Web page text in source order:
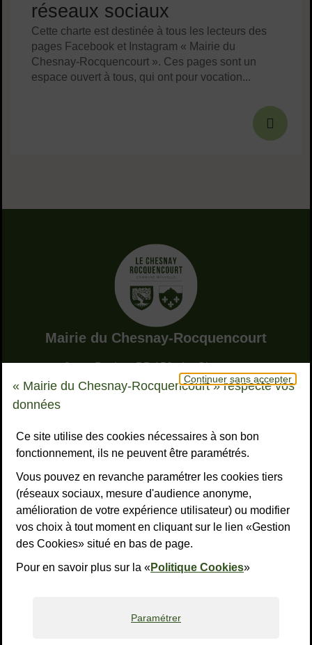
Continuer sans accepter
« Mairie du Chesnay-Rocquencourt » respecte vos
données
Ce site utilise des cookies nécessaires à son bon
fonctionnement, ils ne peuvent être paramétrés.
Vous pouvez en revanche paramétrer les cookies tiers
(réseaux sociaux, mesure d'audience anonyme,
amélioration de votre expérience utilisateur) ou modifier
vos choix à tout moment en cliquant sur le lien «Gestion
des Cookies» situé en bas de page.
Pour en savoir plus sur la «Politique Cookies»
Paramétrer
réseaux sociaux
Cette charte est destinée à tous les lecteurs des
pages Facebook et Instagram « Mairie du
Chesnay-Rocquencourt ». Ces pages sont un
espace ouvert à tous, qui ont pour vocation...
Adresse dans le pied de page
Mairie du Chesnay-Rocquencourt
9, rue Pottier - BP 150 - Le Chesnay
78155 Le Chesnay-Rocquencourt cedex
NOUS CONTACTER
S’ABONNER À LA LETTRE D’INFO
Liens réseaux sociaux
Facebook
Instagram
YouTube
Liens bas de page
Mentions légalesAccessibilité : non conforme
Politiques de confidentialitéGestion des cookies